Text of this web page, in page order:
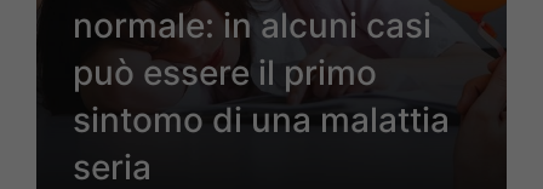
normale: in alcuni casi
può essere il primo
sintomo di una malattia
seria